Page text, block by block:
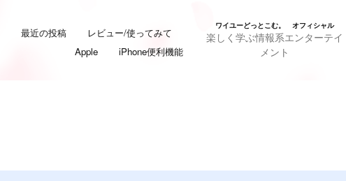
最近の投稿
レビュー/使ってみて
Apple
iPhone便利機能
ワイユーどっとこむ。 オフィシャル
楽しく学ぶ情報系エンターテイ
メント